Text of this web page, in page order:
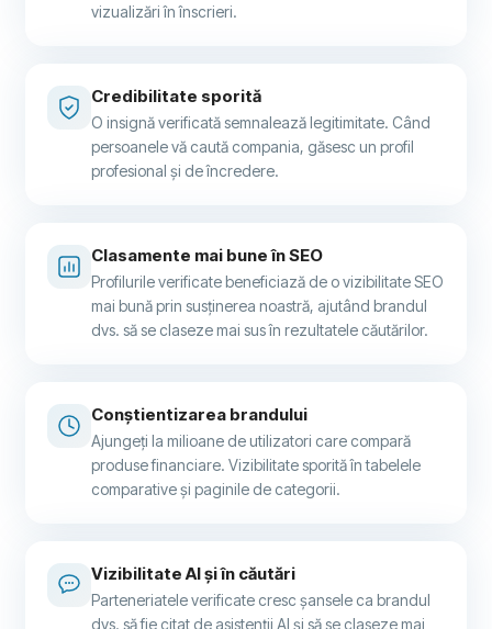
vizualizări în înscrieri.
Credibilitate sporită
O insignă verificată semnalează legitimitate. Când
persoanele vă caută compania, găsesc un profil
profesional și de încredere.
Clasamente mai bune în SEO
Profilurile verificate beneficiază de o vizibilitate SEO
mai bună prin susținerea noastră, ajutând brandul
dvs. să se claseze mai sus în rezultatele căutărilor.
Conștientizarea brandului
Ajungeți la milioane de utilizatori care compară
produse financiare. Vizibilitate sporită în tabelele
comparative și paginile de categorii.
Vizibilitate AI și în căutări
Parteneriatele verificate cresc șansele ca brandul
dvs. să fie citat de asistenții AI și să se claseze mai